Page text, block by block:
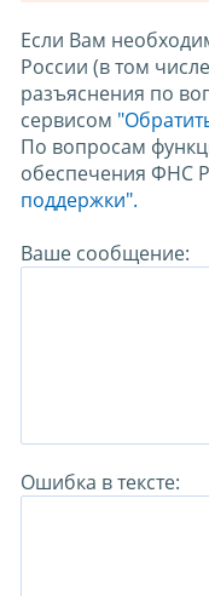
Если Вам
России (в том
разъяснения по
сервисом
По вопросам
обеспечения ФНС
поддержки".
Ваше сообщение:
Ошибка в тексте: